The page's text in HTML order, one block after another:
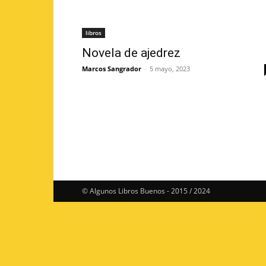
libros
Novela de ajedrez
Marcos Sangrador - 5 mayo, 2023
© Algunos Libros Buenos - 2015 / 2024